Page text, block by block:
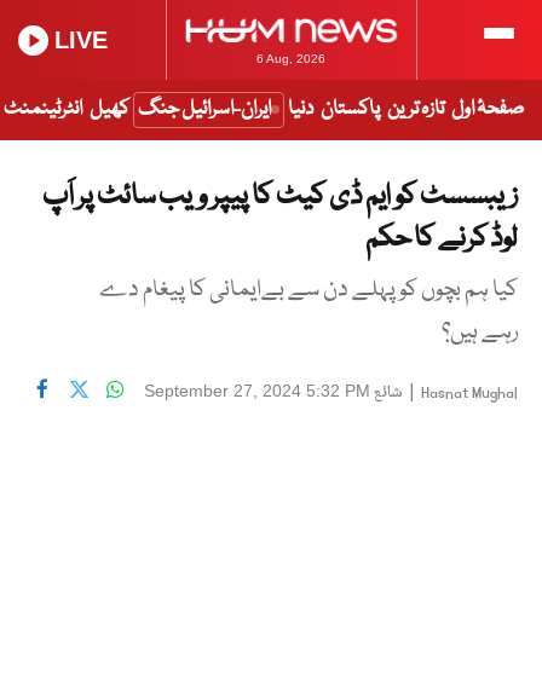
6 Aug, 2026
LIVE
صفحۂ اول تازہ ترین پاکستان دنیا ایران-اسرائیل جنگ کھیل انٹرٹینمنٹ
زیبسسٹ کو ایم ڈی کیٹ کا پیپر ویب سائٹ پر اَپ
لوڈ کرنے کا حکم
کیا ہم بچوں کو پہلے دن سے بےایمانی کا پیغام دے
رہے ہیں؟
Hasnat Mughal
| شائع September 27, 2024 5:32 PM